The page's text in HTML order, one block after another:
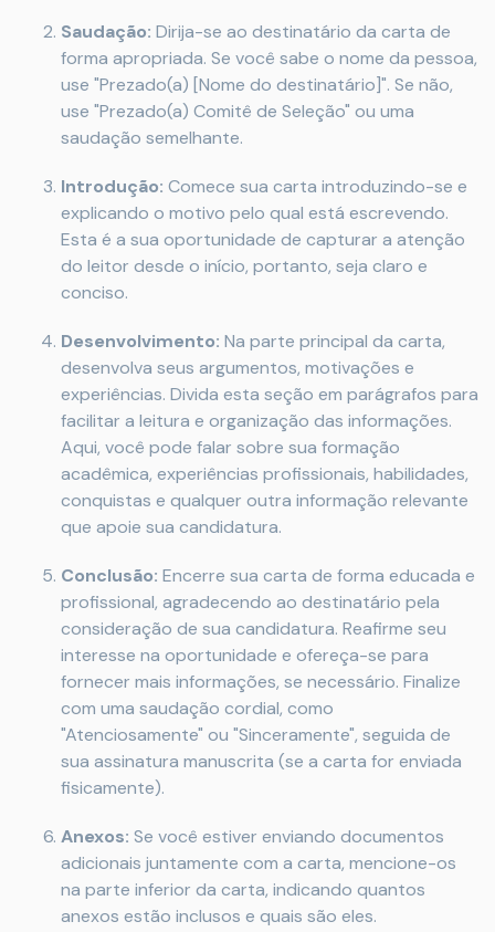
Saudação: Dirija-se ao destinatário da carta de
forma apropriada. Se você sabe o nome da pessoa,
use "Prezado(a) [Nome do destinatário]". Se não,
use "Prezado(a) Comitê de Seleção" ou uma
saudação semelhante.
Introdução: Comece sua carta introduzindo-se e
explicando o motivo pelo qual está escrevendo.
Esta é a sua oportunidade de capturar a atenção
do leitor desde o início, portanto, seja claro e
conciso.
Desenvolvimento: Na parte principal da carta,
desenvolva seus argumentos, motivações e
experiências. Divida esta seção em parágrafos para
facilitar a leitura e organização das informações.
Aqui, você pode falar sobre sua formação
acadêmica, experiências profissionais, habilidades,
conquistas e qualquer outra informação relevante
que apoie sua candidatura.
Conclusão: Encerre sua carta de forma educada e
profissional, agradecendo ao destinatário pela
consideração de sua candidatura. Reafirme seu
interesse na oportunidade e ofereça-se para
fornecer mais informações, se necessário. Finalize
com uma saudação cordial, como
"Atenciosamente" ou "Sinceramente", seguida de
sua assinatura manuscrita (se a carta for enviada
fisicamente).
Anexos: Se você estiver enviando documentos
adicionais juntamente com a carta, mencione-os
na parte inferior da carta, indicando quantos
anexos estão inclusos e quais são eles.